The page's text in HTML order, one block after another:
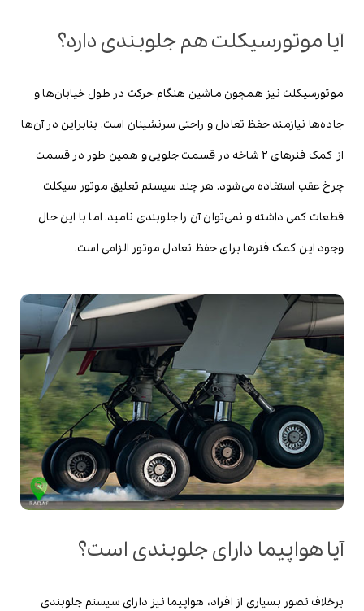
آیا موتورسیکلت هم جلوبندی دارد؟
موتورسیکلت نیز همچون ماشین هنگام حرکت در طول خیابان‌ها و
جاده‌ها نیازمند حفظ تعادل و راحتی سرنشینان است. بنابراین در آن‌ها
از کمک فنرهای 2 شاخه در قسمت جلویی و همین طور در قسمت
چرخ عقب استفاده می‌شود. هر چند سیستم تعلیق موتور سیکلت
قطعات کمی داشته و نمی‌توان آن را جلوبندی نامید. اما با این حال
وجود این کمک فنرها برای حفظ تعادل موتور الزامی است.
آیا هواپیما دارای جلوبندی است؟
برخلاف تصور بسیاری از افراد، هواپیما نیز دارای سیستم جلوبندی